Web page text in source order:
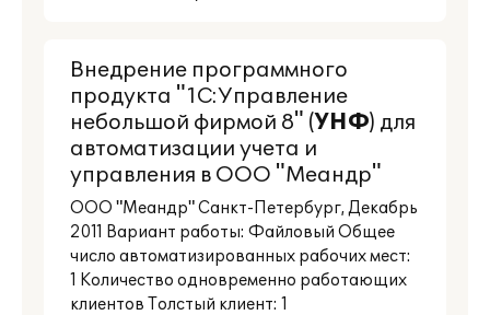
Внедрение программного
продукта "1С:Управление
небольшой фирмой 8" (УНФ) для
автоматизации учета и
управления в ООО "Меандр"
ООО "Меандр" Санкт-Петербург, Декабрь
2011 Вариант работы: Файловый Общее
число автоматизированных рабочих мест:
1 Количество одновременно работающих
клиентов Толстый клиент: 1